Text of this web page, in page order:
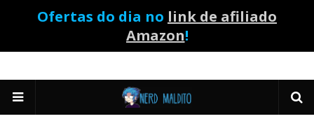
Ofertas do dia no link de afiliado
Amazon!